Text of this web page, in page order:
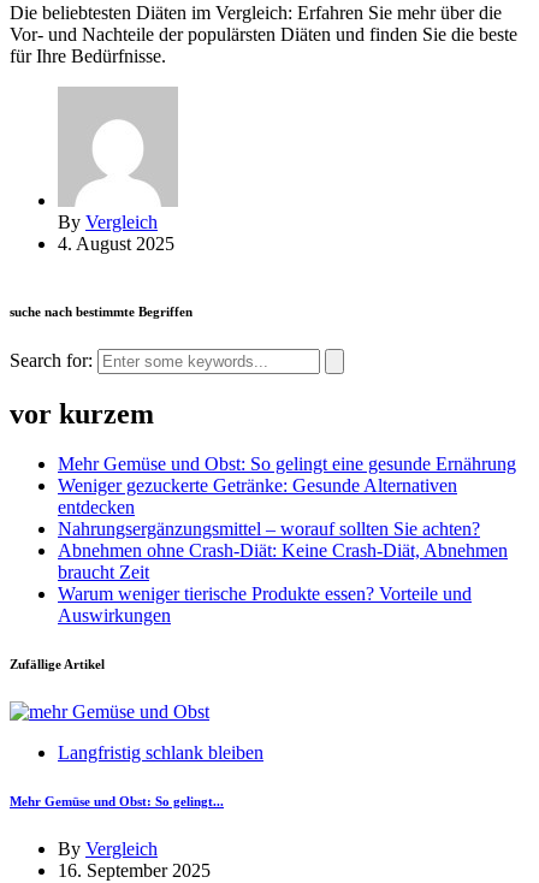
Die beliebtesten Diäten im Vergleich: Erfahren Sie mehr über die
Vor- und Nachteile der populärsten Diäten und finden Sie die beste
für Ihre Bedürfnisse.
By Vergleich
4. August 2025
suche nach bestimmte Begriffen
Search for:
vor kurzem
Mehr Gemüse und Obst: So gelingt eine gesunde Ernährung
Weniger gezuckerte Getränke: Gesunde Alternativen
entdecken
Nahrungsergänzungsmittel – worauf sollten Sie achten?
Abnehmen ohne Crash-Diät: Keine Crash-Diät, Abnehmen
braucht Zeit
Warum weniger tierische Produkte essen? Vorteile und
Auswirkungen
Zufällige Artikel
Langfristig schlank bleiben
Mehr Gemüse und Obst: So gelingt...
By Vergleich
16. September 2025